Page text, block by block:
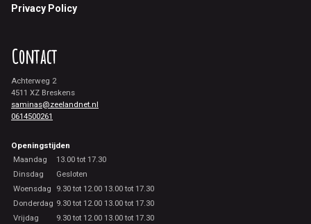
Privacy Policy
Contact
Achterweg 2
4511 XZ Breskens
saminas@zeelandnet.nl
0614500261
Openingstijden
Maandag
13.00 tot 17.30
Dinsdag
Gesloten
Woensdag
9.30 tot 12.00 13.00 tot 17.30
Donderdag 9.30 tot 12.00 13.00 tot 17.30
Vrijdag
9.30 tot 12.00 13.00 tot 17.30